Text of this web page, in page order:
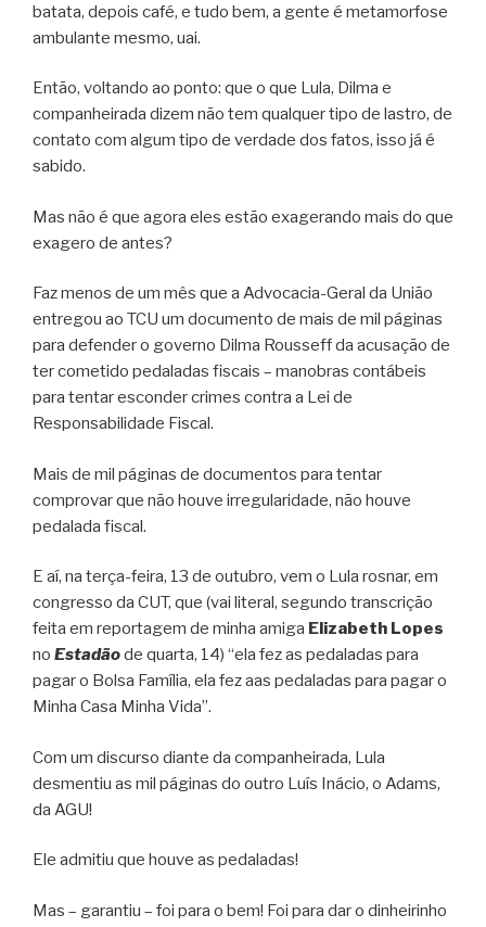
batata, depois café, e tudo bem, a gente é metamorfose
ambulante mesmo, uai.
Então, voltando ao ponto: que o que Lula, Dilma e
companheirada dizem não tem qualquer tipo de lastro, de
contato com algum tipo de verdade dos fatos, isso já é
sabido.
Mas não é que agora eles estão exagerando mais do que
exagero de antes?
Faz menos de um mês que a Advocacia-Geral da União
entregou ao TCU um documento de mais de mil páginas
para defender o governo Dilma Rousseff da acusação de
ter cometido pedaladas fiscais – manobras contábeis
para tentar esconder crimes contra a Lei de
Responsabilidade Fiscal.
Mais de mil páginas de documentos para tentar
comprovar que não houve irregularidade, não houve
pedalada fiscal.
E aí, na terça-feira, 13 de outubro, vem o Lula rosnar, em
congresso da CUT, que (vai literal, segundo transcrição
feita em reportagem de minha amiga Elizabeth Lopes
no Estadãode quarta, 14) “ela fez as pedaladas para
pagar o Bolsa Família, ela fez aas pedaladas para pagar o
Minha Casa Minha Vida”.
Com um discurso diante da companheirada, Lula
desmentiu as mil páginas do outro Luís Inácio, o Adams,
da AGU!
Ele admitiu que houve as pedaladas!
Mas – garantiu – foi para o bem! Foi para dar o dinheirinho